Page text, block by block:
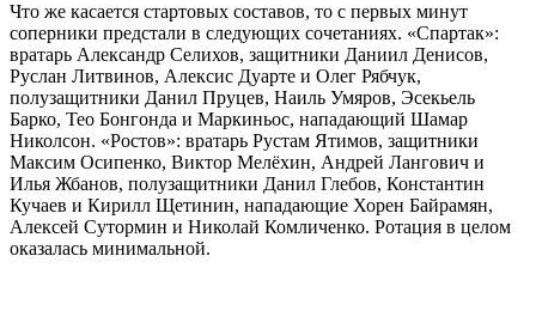
Что же касается стартовых составов, то с первых минут
соперники предстали в следующих сочетаниях. «Спартак»:
вратарь Александр Селихов, защитники Даниил Денисов,
Руслан Литвинов, Алексис Дуарте и Олег Рябчук,
полузащитники Данил Пруцев, Наиль Умяров, Эсекьель
Барко, Тео Бонгонда и Маркиньос, нападающий Шамар
Николсон. «Ростов»: вратарь Рустам Ятимов, защитники
Максим Осипенко, Виктор Мелёхин, Андрей Лангович и
Илья Жбанов, полузащитники Данил Глебов, Константин
Кучаев и Кирилл Щетинин, нападающие Хорен Байрамян,
Алексей Сутормин и Николай Комличенко. Ротация в целом
оказалась минимальной.